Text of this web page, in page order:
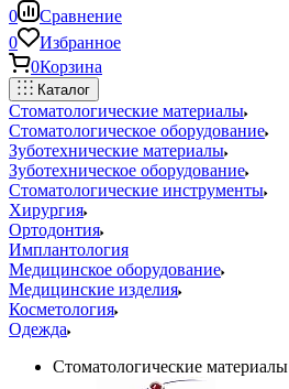
0
Сравнение
0
Избранное
0Корзина
Каталог
Стоматологические материалы
Стоматологическое оборудование
Зуботехнические материалы
Зуботехническое оборудование
Стоматологические инструменты
Хирургия
Ортодонтия
Имплантология
Медицинское оборудование
Медицинские изделия
Косметология
Одежда
Стоматологические материалы